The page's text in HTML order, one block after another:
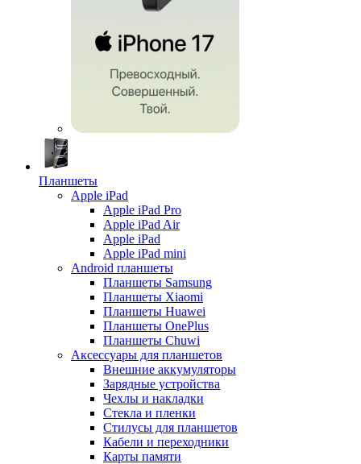
Планшеты
Apple iPad
Apple iPad Pro
Apple iPad Air
Apple iPad
Apple iPad mini
Android планшеты
Планшеты Samsung
Планшеты Xiaomi
Планшеты Huawei
Планшеты OnePlus
Планшеты Chuwi
Аксессуары для планшетов
Внешние аккумуляторы
Зарядные устройства
Чехлы и накладки
Стекла и пленки
Стилусы для планшетов
Кабели и переходники
Карты памяти